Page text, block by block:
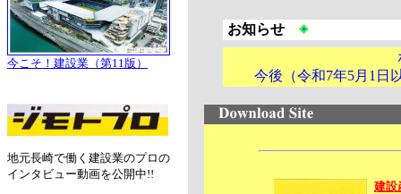
今こそ！建設業（第11版）
地元長崎で働く建設業のプロの
インタビュー動画を公開中!!
お知らせ
今後（令和7年5月1日
建設